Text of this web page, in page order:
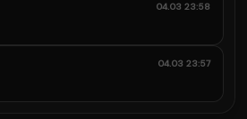
04.03 23:58
04.03 23:57